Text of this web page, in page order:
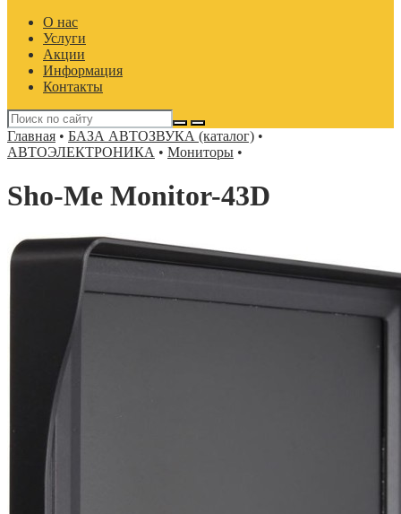
О нас
Услуги
Акции
Информация
Контакты
Главная • БАЗА АВТОЗВУКА (каталог) •
АВТОЭЛЕКТРОНИКА • Мониторы •
Sho-Me Monitor-43D